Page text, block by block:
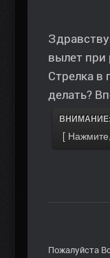
вылет при
Стрелка в
делать?
ВНИМАНИЕ:
Пожалуйста